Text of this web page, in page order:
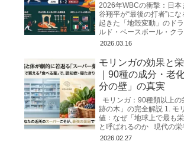
2026年WBCの衝撃：日
谷翔平が“最後の打者”に
起きた「地殻変動」のド
ルド・ベースボール・ク
の舞台となったマイアミの
2026.03.16
モリンガの効果と
｜90種の成分・老
分の壁」の真実
モリンガ：90種類以上
跡の木」の完全解説 1. モ
値：なぜ「地球上で最も栄
と呼ばれるのか 現代の栄
たちは「飽食の中の栄養失
2026.02.27